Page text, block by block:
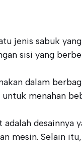
jenis sabuk
sisi yang
dalam
menahan
desainnya
mesin. Selain